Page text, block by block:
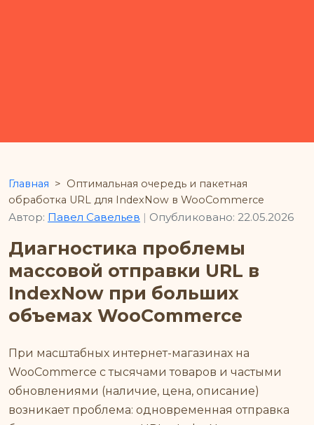
Главная > Оптимальная очередь и пакетная
обработка URL для IndexNow в WooCommerce
Автор: Павел Савельев | Опубликовано: 22.05.2026
Диагностика проблемы
массовой отправки URL в
IndexNow при больших
объемах WooCommerce
При масштабных интернет-магазинах на
WooCommerce с тысячами товаров и частыми
обновлениями (наличие, цена, описание)
возникает проблема: одновременная отправка